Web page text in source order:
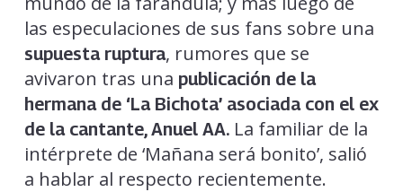
las especulaciones de sus fans sobre una
supuesta ruptura, rumores que se
avivaron tras una publicación de la
hermana de ‘La Bichota’ asociada con el ex
de la cantante,Anuel AA.La familiar de la
intérprete de ‘Mañana será bonito’, salió
a hablar al respecto recientemente.